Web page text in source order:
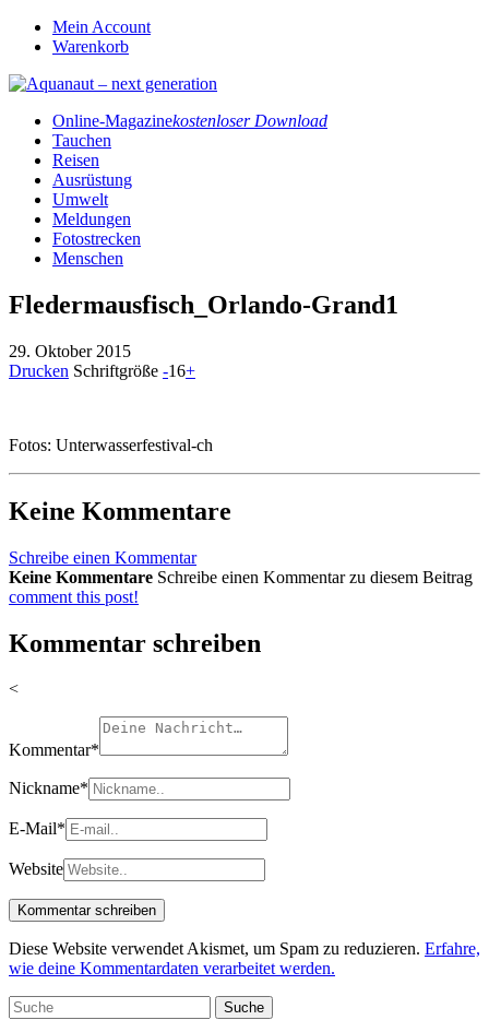
Mein Account
Warenkorb
Online-Magazinekostenloser Download
Tauchen
Reisen
Ausrüstung
Umwelt
Meldungen
Fotostrecken
Menschen
Fledermausfisch_Orlando-Grand1
29. Oktober 2015
Drucken Schriftgröße -16+
Fotos: Unterwasserfestival-ch
Keine Kommentare
Schreibe einen Kommentar
Keine Kommentare Schreibe einen Kommentar zu diesem Beitrag
comment this post!
Kommentar schreiben
<
Kommentar*
Nickname*
E-Mail*
Website
Diese Website verwendet Akismet, um Spam zu reduzieren. Erfahre,
wie deine Kommentardaten verarbeitet werden.
Suche